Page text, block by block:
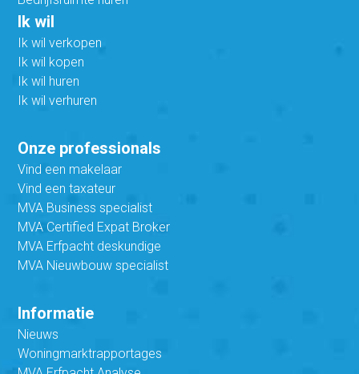
Ik wil
Ik wil verkopen
Ik wil kopen
Ik wil huren
Ik wil verhuren
Onze professionals
Vind een makelaar
Vind een taxateur
MVA Business specialist
MVA Certified Expat Broker
MVA Erfpacht deskundige
MVA Nieuwbouw specialist
Informatie
Nieuws
Woningmarktrapportages